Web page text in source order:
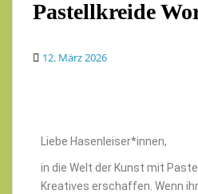
Pastellkreide
12. März 2026
Liebe Hasenleiser*innen,
in die Welt der Kunst mit
Kreatives erschaffen. Wenn